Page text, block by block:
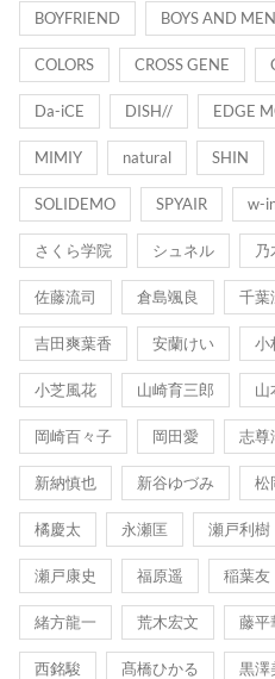
BOYFRIEND BOYS AND MEN
COLORS CROSS GENE
Da-iCE DISH// EDGE
MIMIY natural SHIN
SOLIDEMO SPYAIR w-
さくら学院 シュネル
佐藤流司 倉島颯良 千葉
吉田爽葉香 安蘭けい 小
小芝風花 山崎育三郎 山
岡崎百々子 岡田愛 志尊
新納慎也 新谷ゆづみ 松
橘慶太 永瀬匡 瀬戸利樹
瀬戸康史 福原遥 稲葉友
緒方龍一 荒木宏文 藤平
西銘駿 髙橋ひかる 黒澤